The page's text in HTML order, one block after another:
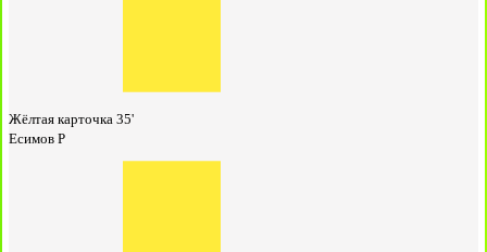
Жёлтая карточка 35'
Есимов Р